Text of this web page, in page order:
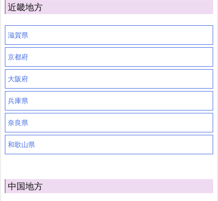
近畿地方
滋賀県
京都府
大阪府
兵庫県
奈良県
和歌山県
中国地方